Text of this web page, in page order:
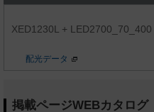
XED1230L + LED2700_70_400
配光データ
掲載ページWEBカタログ